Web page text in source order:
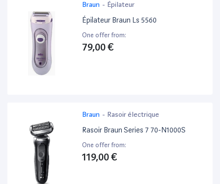
Braun - Épilateur
Épilateur Braun Ls 5560
One offer from:
79,00 €
Braun - Rasoir électrique
Rasoir Braun Series 7 70-N1000S
One offer from:
119,00 €